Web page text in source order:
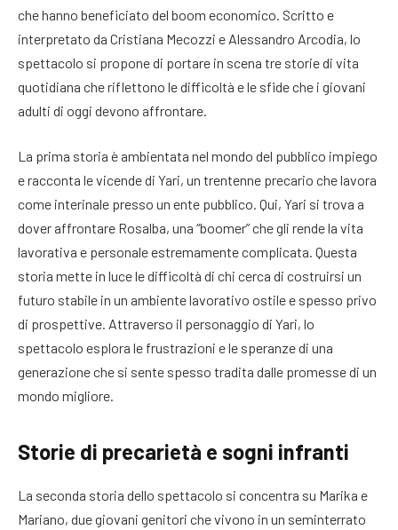
che hanno beneficiato del boom economico. Scritto e
interpretato da Cristiana Mecozzi e Alessandro Arcodia, lo
spettacolo si propone di portare in scena tre storie di vita
quotidiana che riflettono le difficoltà e le sfide che i giovani
adulti di oggi devono affrontare.
La prima storia è ambientata nel mondo del pubblico impiego
e racconta le vicende di Yari, un trentenne precario che lavora
come interinale presso un ente pubblico. Qui, Yari si trova a
dover affrontare Rosalba, una “boomer” che gli rende la vita
lavorativa e personale estremamente complicata. Questa
storia mette in luce le difficoltà di chi cerca di costruirsi un
futuro stabile in un ambiente lavorativo ostile e spesso privo
di prospettive. Attraverso il personaggio di Yari, lo
spettacolo esplora le frustrazioni e le speranze di una
generazione che si sente spesso tradita dalle promesse di un
mondo migliore.
Storie di precarietà e sogni infranti
La seconda storia dello spettacolo si concentra su Marika e
Mariano, due giovani genitori che vivono in un seminterrato